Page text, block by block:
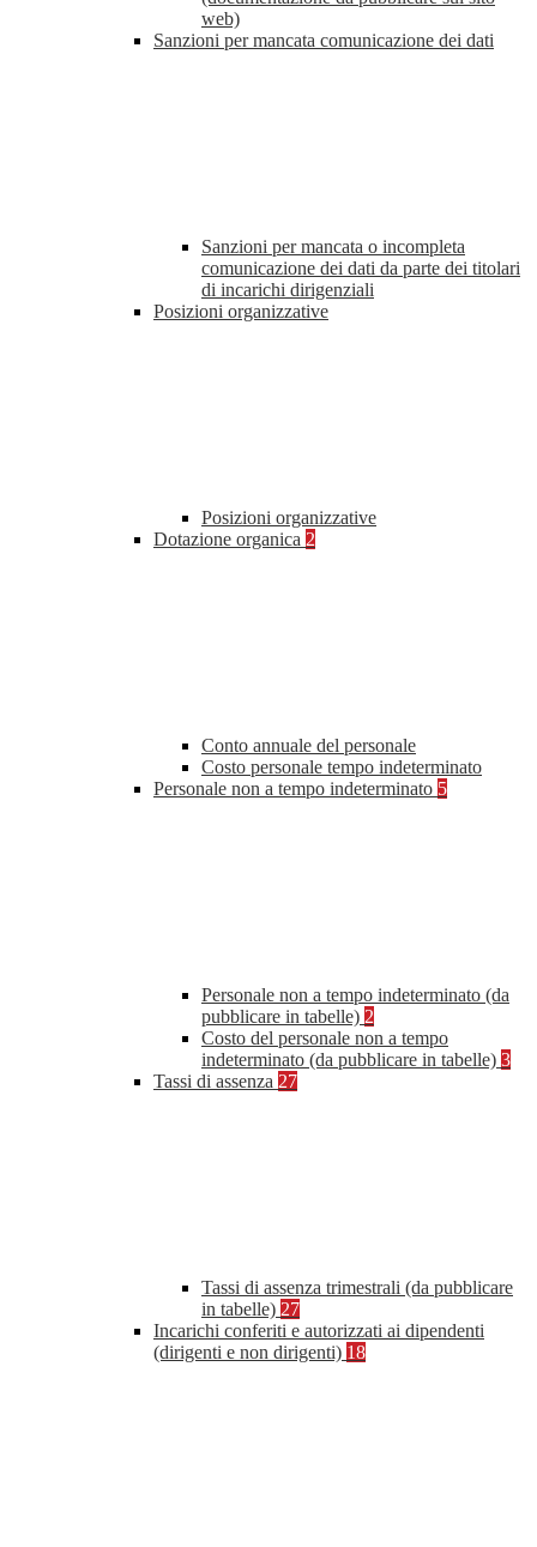
web)
Sanzioni per mancata comunicazione dei dati
Sanzioni per mancata o incompleta
comunicazione dei dati da parte dei titolari
di incarichi dirigenziali
Posizioni organizzative
Posizioni organizzative
Dotazione organica 2
Conto annuale del personale
Costo personale tempo indeterminato
Personale non a tempo indeterminato 5
Personale non a tempo indeterminato (da
pubblicare in tabelle) 2
Costo del personale non a tempo
indeterminato (da pubblicare in tabelle) 3
Tassi di assenza 27
Tassi di assenza trimestrali (da pubblicare
in tabelle) 27
Incarichi conferiti e autorizzati ai dipendenti
(dirigenti e non dirigenti) 18